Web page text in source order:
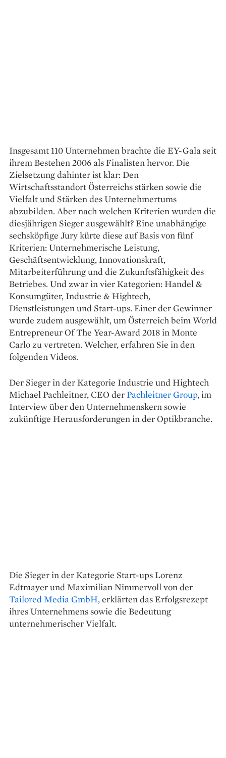
Insgesamt 110 Unternehmen brachte die EY-Gala seit
ihrem Bestehen 2006 als Finalisten hervor. Die
Zielsetzung dahinter ist klar: Den
Wirtschaftsstandort Österreichs stärken sowie die
Vielfalt und Stärken des Unternehmertums
abzubilden. Aber nach welchen Kriterien wurden die
diesjährigen Sieger ausgewählt? Eine unabhängige
sechsköpfige Jury kürte diese auf Basis von fünf
Kriterien: Unternehmerische Leistung,
Geschäftsentwicklung, Innovationskraft,
Mitarbeiterführung und die Zukunftsfähigkeit des
Betriebes. Und zwar in vier Kategorien: Handel &
Konsumgüter, Industrie & Hightech,
Dienstleistungen und Start-ups. Einer der Gewinner
wurde zudem ausgewählt, um Österreich beim World
Entrepreneur Of The Year-Award 2018 in Monte
Carlo zu vertreten. Welcher, erfahren Sie in den
folgenden Videos.
Der Sieger in der Kategorie Industrie und Hightech
Michael Pachleitner, CEO derPachleitner Group, im
Interview über den Unternehmenskern sowie
zukünftige Herausforderungen in der Optikbranche.
Die Sieger in der Kategorie Start-ups Lorenz
Edtmayer und Maximilian Nimmervoll von der
Tailored Media GmbH, erklärten das Erfolgsrezept
ihres Unternehmens sowie die Bedeutung
unternehmerischer Vielfalt.